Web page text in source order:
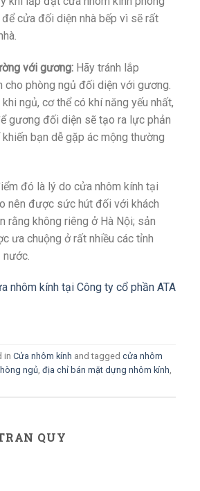
cửa đối diện nhà bếp vì sẽ rất
với gương: Hãy tránh lắp
cho phòng ngủ đối diện với gương.
ngủ, cơ thể có khí năng yếu nhất,
gương đối diện sẽ tạo ra lực phản
bạn dễ gặp ác mộng thường
đó là lý do cửa nhôm kính tại
nên được sức hút đối với khách
rằng không riêng ở Hà Nội; sản
ưa chuộng ở rất nhiều các tỉnh
nhôm kính tại Công ty cổ phần ATA
in Cửa nhôm kính and tagged cửa nhôm
ngủ, địa chỉ bán mặt dựng nhôm kính,
QUY